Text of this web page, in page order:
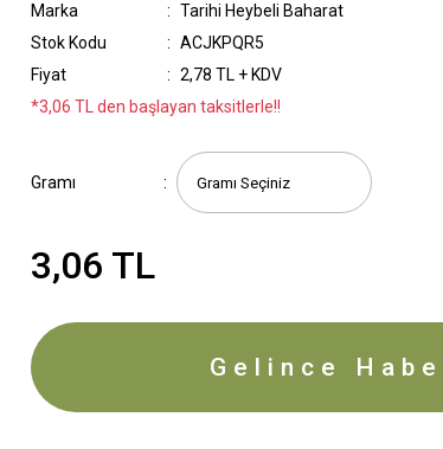
Marka
Tarihi Heybeli Baharat
Stok Kodu
ACJKPQR5
Fiyat
2,78 TL + KDV
*3,06 TL den başlayan taksitlerle!!
Gramı
3,06 TL
Gelince